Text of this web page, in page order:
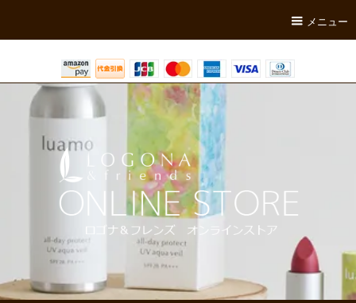
メニュー